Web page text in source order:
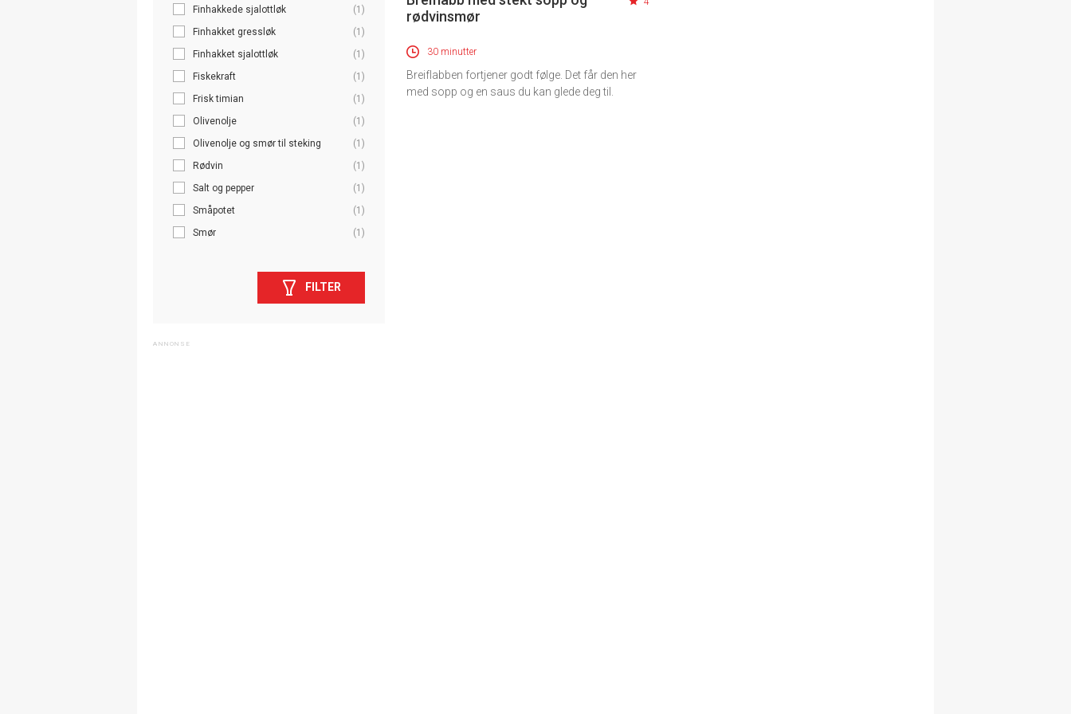
Finhakkede sjalottløk
(1)
Finhakket gressløk
(1)
Finhakket sjalottløk
(1)
Fiskekraft
(1)
Frisk timian
(1)
Olivenolje
(1)
Olivenolje og smør til steking
(1)
Rødvin
(1)
Salt og pepper
(1)
Småpotet
(1)
Smør
(1)
FILTER
rødvinsmør
30 minutter
Breiflabben fortjener godt følge. Det får den her
med sopp og en saus du kan glede deg til.